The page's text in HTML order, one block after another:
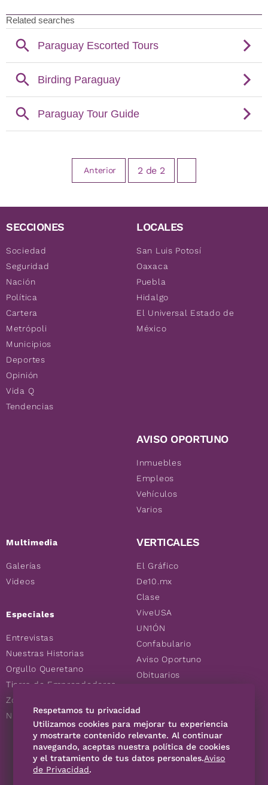
Anterior 2 de 2
SECCIONES
Sociedad
Seguridad
Nación
Política
Cartera
Metrópoli
Municipios
Deportes
Opinión
Vida Q
Tendencias
Multimedia
Galerías
Videos
Especiales
Entrevistas
Nuestras Historias
Orgullo Queretano
Tierra de Emprendedores
Zoociales
Nuevos Queretanos
LOCALES
San Luis Potosí
Oaxaca
Puebla
Hidalgo
El Universal Estado de
México
AVISO OPORTUNO
Inmuebles
Empleos
Vehículos
Varios
VERTICALES
El Gráfico
De10.mx
Clase
ViveUSA
UN1ÓN
Confabulario
Aviso Oportuno
Obituarios
Consultas
SÍGUENOS
Respetamos tu privacidad
Utilizamos cookies para mejorar tu experiencia
y mostrarte contenido relevante. Al continuar
navegando, aceptas nuestra política de cookies
y el tratamiento de tus datos personales.Aviso
de Privacidad.